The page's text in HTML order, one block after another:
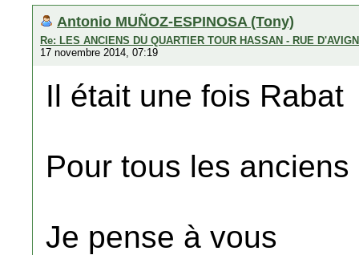
Antonio MUÑOZ-ESPINOSA (Tony)
Re: LES ANCIENS DU QUARTIER TOUR HASSAN - RUE
17 novembre 2014, 07:19
Il était une fois Rabat
Pour tous les
Je pense à vous